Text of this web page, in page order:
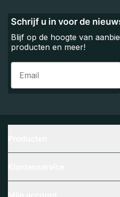
Schrijf u in voor de
Blijf op de hoogte van
producten en meer!
Email